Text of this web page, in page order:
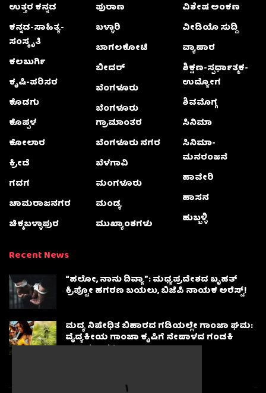
ಉತ್ತರ ಕನ್ನಡ
ಕನ್ನಡ-ಸಾಹಿತ್ಯ-
ಸಂಸ್ಕೃತಿ
ಕಲಬುರ್ಗಿ
ಕೃಷಿ-ಪರಿಸರ
ಕೊಡಗು
ಕೊಪ್ಪಳ
ಕೋಲಾರ
ಕ್ರೀಡೆ
ಗದಗ
ಚಾಮರಾಜನಗರ
ಚಿಕ್ಕಬಳ್ಳಾಫುರ
ಪುರಾಣ
ಬಳ್ಳಾರಿ
ಬಾಗಲಕೋಟೆ
ಬೀದರ್
ಬೆಂಗಳೂರು
ಬೆಂಗಳೂರು
ಗ್ರಾಮಾಂತರ
ಬೆಂಗಳೂರು ನಗರ
ಬೆಳಗಾವಿ
ಮಂಗಳೂರು
ಮಂಡ್ಯ
ಮುಖ್ಯಾಂಶಗಳು
ವಿಶೇಷ ಅಂಕಣ
ವೀಡಿಯೊ ಸುದ್ದಿ
ವ್ಯಾಪಾರ
ಶಿಕ್ಷಣ-ಸ್ಪರ್ಧಾತ್ಮಕ-
ಉದ್ಯೋಗ
ಶಿವಮೊಗ್ಗ
ಸಿನಿಮಾ
ಸಿನಿಮಾ-
ಮನರಂಜನೆ
ಹಾವೇರಿ
ಹಾಸನ
ಹುಬ್ಬಳ್ಳಿ
Recent News
“ಹಲೋ, ನಾನು ದಿವ್ಯಾ”: ಮಧ್ಯಪ್ರದೇಶದ ಬೃಹತ್
ಕ್ರಿಪ್ಟೋ ಹಗರಣ ಬಯಲು, ಬಿಜೆಪಿ ನಾಯಕ ಅರೆಸ್ಟ್!
ಮದ್ಯ ನಿಷೇಧಿತ ಬಿಹಾರದ ಗಡಿಯಲ್ಲೇ ಗಾಂಜಾ ಘಮ:
ವೈದ್ಯಕೀಯ ಗಾಂಜಾ ಕೃಷಿಗೆ ನೇಪಾಳದ ಗಂಡಕಿ
ಪ್ರಾಂತ್ಯ ಅಸ್ತು!